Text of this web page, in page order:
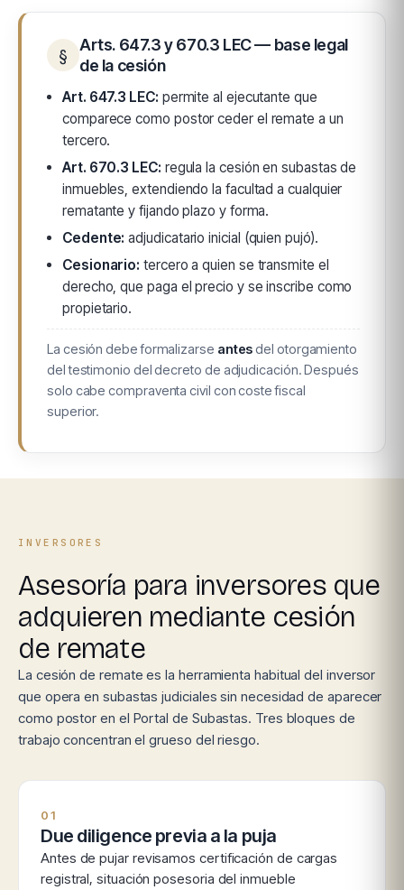
§
Arts. 647.3 y 670.3 LEC — base legal
de la cesión
Art. 647.3 LEC: permite al ejecutante que
comparece como postor ceder el remate a un
tercero.
Art. 670.3 LEC: regula la cesión en subastas de
inmuebles, extendiendo la facultad a cualquier
rematante y fijando plazo y forma.
Cedente: adjudicatario inicial (quien pujó).
Cesionario: tercero a quien se transmite el
derecho, que paga el precio y se inscribe como
propietario.
La cesión debe formalizarse antesdel otorgamiento
del testimonio del decreto de adjudicación. Después
solo cabe compraventa civil con coste fiscal
superior.
INVERSORES
Asesoría para inversores que
adquieren mediante cesión
de remate
La cesión de remate es la herramienta habitual del inversor
que opera en subastas judiciales sin necesidad de aparecer
como postor en el Portal de Subastas. Tres bloques de
trabajo concentran el grueso del riesgo.
01
Due diligence previa a la puja
Antes de pujar revisamos certificación de cargas
registral, situación posesoria del inmueble